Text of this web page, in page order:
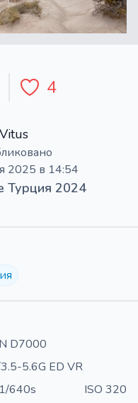
4
Vitus
2025 в 14:54
Турция 2024
D7000
5.6G ED VR
1/640s
ISO 320